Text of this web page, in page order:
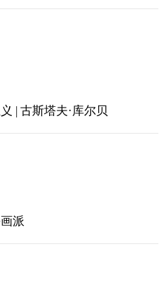
| 古斯塔夫·库尔贝
派